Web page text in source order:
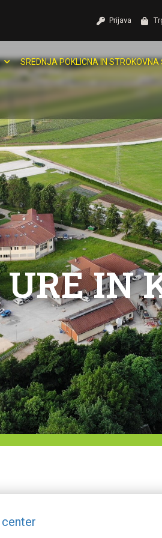
Prijava
SREDNJA POKLICNA IN STROKOVNA
IN